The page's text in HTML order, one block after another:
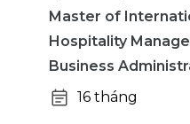
Master of
Hospitality
Business
16 tháng